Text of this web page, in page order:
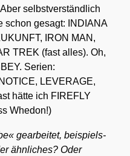
selbst­ver­ständ­lich
schon gesagt: INDIANA
IRON MAN,
TREK (fast alles). Oh,
Seri­en:
LEVERAGE,
hät­te ich FIREFLY
Whe­don!)
gear­bei­tet, bei­spiels­
ähn­li­ches? Oder